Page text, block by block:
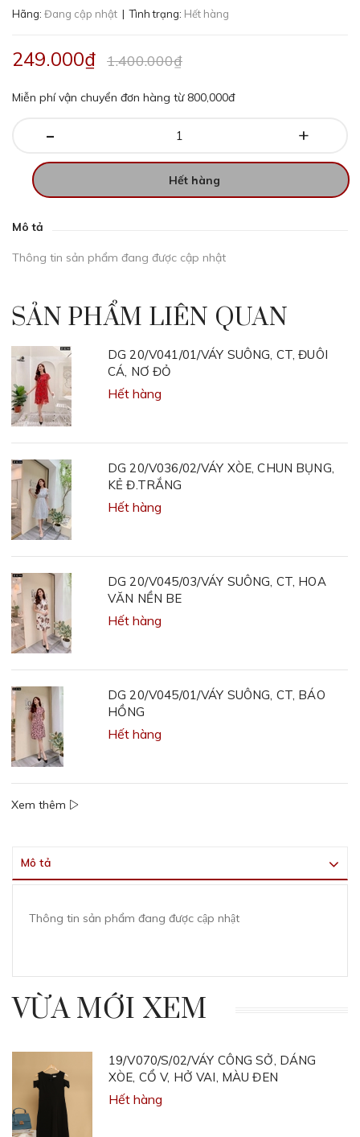
Hãng: Đang cập nhật | Tình trạng: Hết hàng
249.000₫ 1.400.000₫
Miễn phí vận chuyển đơn hàng từ 800,000đ
- +
Hết hàng
Mô tả
Thông tin sản phẩm đang được cập nhật
SẢN PHẨM LIÊN QUAN
DG 20/V041/01/VÁY SUÔNG, CT, ĐUÔI
CÁ, NƠ ĐỎ
Hết hàng
DG 20/V036/02/VÁY XÒE, CHUN BỤNG,
KẺ Đ.TRẮNG
Hết hàng
DG 20/V045/03/VÁY SUÔNG, CT, HOA
VĂN NỀN BE
Hết hàng
DG 20/V045/01/VÁY SUÔNG, CT, BÁO
HỒNG
Hết hàng
Xem thêm
Mô tả
Thông tin sản phẩm đang được cập nhật
VỪA MỚI XEM
19/V070/S/02/VÁY CÔNG SỞ, DÁNG
XÒE, CỔ V, HỞ VAI, MÀU ĐEN
Hết hàng